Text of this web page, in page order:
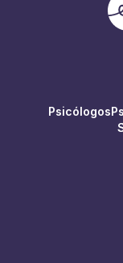
Psicólogos